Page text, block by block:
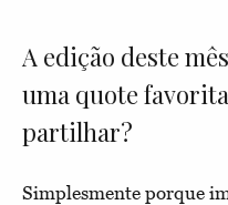
A edição deste
uma quote
partilhar?
Simplesmente porque